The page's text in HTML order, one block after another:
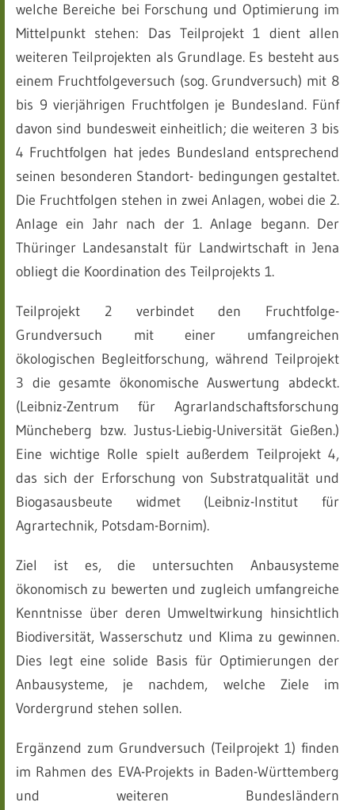
welche Bereiche bei Forschung und Optimierung im
Mittelpunkt stehen: Das Teilprojekt 1 dient allen
weiteren Teilprojekten als Grundlage. Es besteht aus
einem Fruchtfolgeversuch (sog. Grundversuch) mit 8
bis 9 vierjährigen Fruchtfolgen je Bundesland. Fünf
davon sind bundesweit einheitlich; die weiteren 3 bis
4 Fruchtfolgen hat jedes Bundesland entsprechend
seinen besonderen Standort- bedingungen gestaltet.
Die Fruchtfolgen stehen in zwei Anlagen, wobei die 2.
Anlage ein Jahr nach der 1. Anlage begann. Der
Thüringer Landesanstalt für Landwirtschaft in Jena
obliegt die Koordination des Teilprojekts 1.
Teilprojekt 2 verbindet den Fruchtfolge-
Grundversuch mit einer umfangreichen
ökologischen Begleitforschung, während Teilprojekt
3 die gesamte ökonomische Auswertung abdeckt.
(Leibniz-Zentrum für Agrarlandschaftsforschung
Müncheberg bzw. Justus-Liebig-Universität Gießen.)
Eine wichtige Rolle spielt außerdem Teilprojekt 4,
das sich der Erforschung von Substratqualität und
Biogasausbeute widmet (Leibniz-Institut für
Agrartechnik, Potsdam-Bornim).
Ziel ist es, die untersuchten Anbausysteme
ökonomisch zu bewerten und zugleich umfangreiche
Kenntnisse über deren Umweltwirkung hinsichtlich
Biodiversität, Wasserschutz und Klima zu gewinnen.
Dies legt eine solide Basis für Optimierungen der
Anbausysteme, je nachdem, welche Ziele im
Vordergrund stehen sollen.
Ergänzend zum Grundversuch (Teilprojekt 1) finden
im Rahmen des EVA-Projekts in Baden-Württemberg
und weiteren Bundesländern